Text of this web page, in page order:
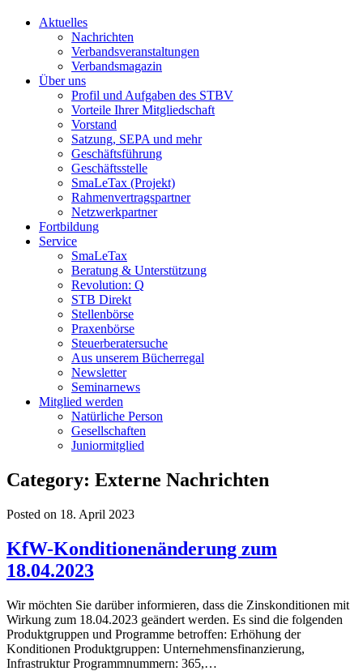
Aktuelles
Nachrichten
Verbandsveranstaltungen
Verbandsmagazin
Über uns
Profil und Aufgaben des STBV
Vorteile Ihrer Mitgliedschaft
Vorstand
Satzung, SEPA und mehr
Geschäftsführung
Geschäftsstelle
SmaLeTax (Projekt)
Rahmenvertragspartner
Netzwerkpartner
Fortbildung
Service
SmaLeTax
Beratung & Unterstützung
Revolution: Q
STB Direkt
Stellenbörse
Praxenbörse
Steuerberatersuche
Aus unserem Bücherregal
Newsletter
Seminarnews
Mitglied werden
Natürliche Person
Gesellschaften
Juniormitglied
Category: Externe Nachrichten
Posted on 18. April 2023
KfW-Konditionenänderung zum
18.04.2023
Wir möchten Sie darüber informieren, dass die Zinskonditionen mit
Wirkung zum 18.04.2023 geändert werden. Es sind die folgenden
Produktgruppen und Programme betroffen: Erhöhung der
Konditionen Produktgruppen: Unternehmensfinanzierung,
Infrastruktur Programmnummern: 365,…